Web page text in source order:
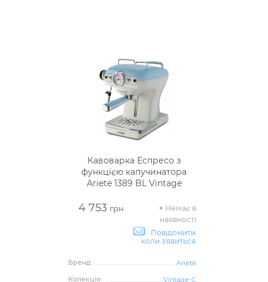
Кавоварка Еспресо з
функцією капучинатора
Ariete 1389 BL Vintage
4 753 грн
Немає в
наявності
Повідомити
коли з'явиться
Бренд:
Ariete
Колекція:
Vintage-C